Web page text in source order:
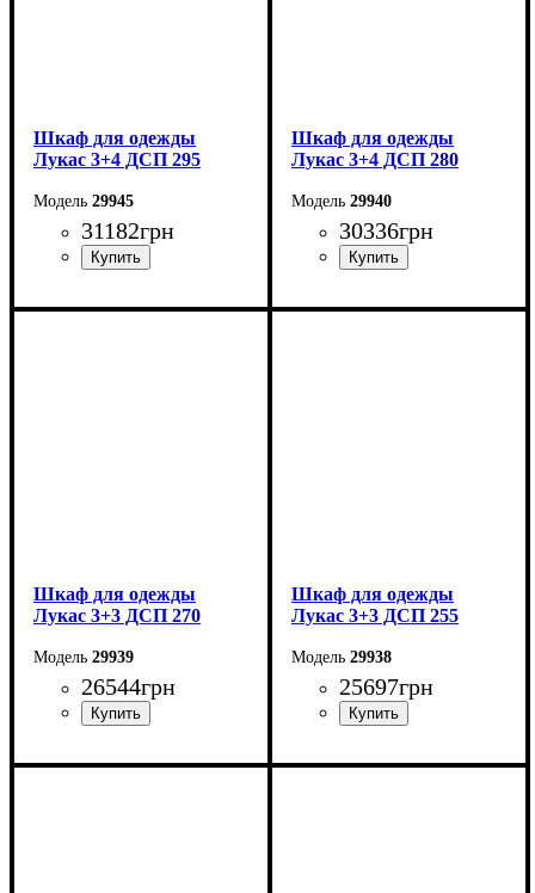
Шкаф для одежды
Лукас 3+4 ДСП 295
29945
31182грн
Ширина: 295 см
Шкаф для одежды
Лукас 3+4 ДСП 280
29940
30336грн
Ширина: 280 см
Шкаф для одежды
Лукас 3+3 ДСП 270
29939
26544грн
Ширина: 270 см
Шкаф для одежды
Лукас 3+3 ДСП 255
29938
25697грн
Ширина: 255 см